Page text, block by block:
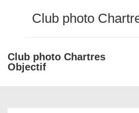
principal
Club photo
Club photo Chartres
Objectif